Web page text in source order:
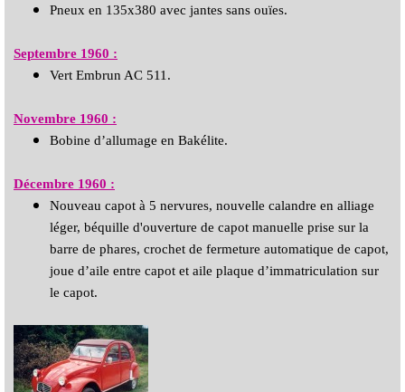
Pneux en 135x380 avec jantes sans ouïes.
Septembre 1960 :
Vert Embrun AC 511.
Novembre 1960 :
Bobine d’allumage en Bakélite.
Décembre 1960 :
Nouveau capot à 5 nervures, nouvelle calandre en alliage
léger, béquille d'ouverture de capot manuelle prise sur la
barre de phares, crochet de fermeture automatique de capot,
joue d’aile entre capot et aile plaque d’immatriculation sur
le capot.